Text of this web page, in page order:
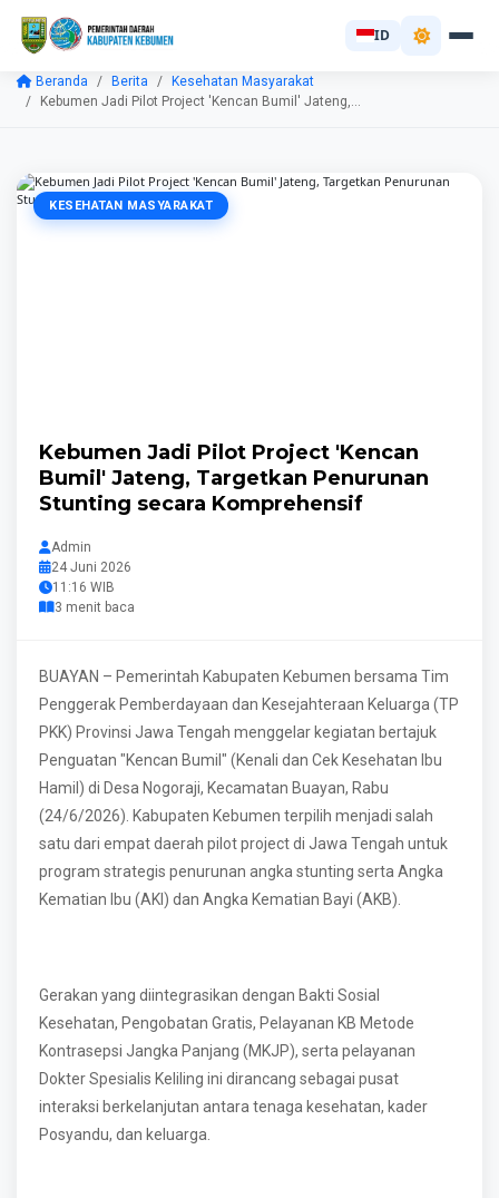
ID
Beranda Berita
Kesehatan Masyarakat
Kebumen Jadi Pilot Project 'Kencan Bumil' Jateng,...
KESEHATAN MASYARAKAT
Kebumen Jadi Pilot Project 'Kencan
Bumil' Jateng, Targetkan Penurunan
Stunting secara Komprehensif
Admin
24 Juni 2026
11:16 WIB
3 menit baca
BUAYAN – Pemerintah Kabupaten Kebumen bersama Tim
Penggerak Pemberdayaan dan Kesejahteraan Keluarga (TP
PKK) Provinsi Jawa Tengah menggelar kegiatan bertajuk
Penguatan "Kencan Bumil" (Kenali dan Cek Kesehatan Ibu
Hamil) di Desa Nogoraji, Kecamatan Buayan, Rabu
(24/6/2026). Kabupaten Kebumen terpilih menjadi salah
satu dari empat daerah pilot project di Jawa Tengah untuk
program strategis penurunan angka stunting serta Angka
Kematian Ibu (AKI) dan Angka Kematian Bayi (AKB).
Gerakan yang diintegrasikan dengan Bakti Sosial
Kesehatan, Pengobatan Gratis, Pelayanan KB Metode
Kontrasepsi Jangka Panjang (MKJP), serta pelayanan
Dokter Spesialis Keliling ini dirancang sebagai pusat
interaksi berkelanjutan antara tenaga kesehatan, kader
Posyandu, dan keluarga.